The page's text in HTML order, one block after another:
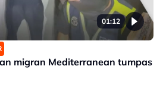
01:12
migran Mediterranean tumpas